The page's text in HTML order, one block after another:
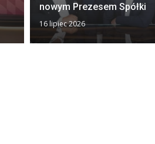
nowym Prezesem Spółki
16 lipiec 2026